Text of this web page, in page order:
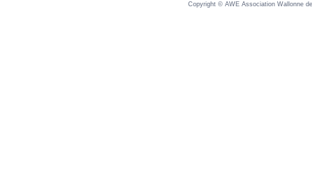
Copyright © AWE Association Wallonne